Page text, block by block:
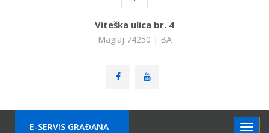
Viteška ulica br. 4
Maglaj 74250 | BA
E-SERVIS GRAÐANA